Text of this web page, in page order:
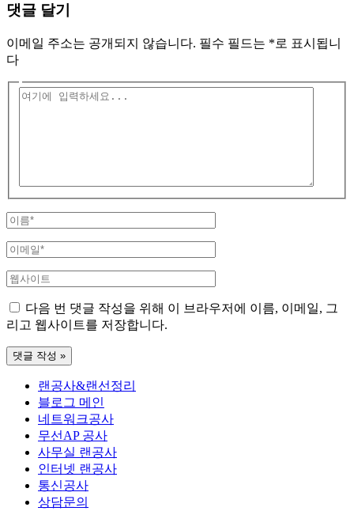
댓글 달기
이메일 주소는 공개되지 않습니다. 필수 필드는 *로 표시됩니
다
여
요...
이
*이
일
웹
이
트
다음 번 댓글 작성을 위해 이 브라우저에 이름, 이메일, 그
리고 웹사이트를 저장합니다.
랜공사&랜선정리
블로그 메인
네트워크공사
무선AP 공사
사무실 랜공사
인터넷 랜공사
통신공사
상담문의